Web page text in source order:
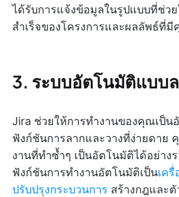
ได้รับการแจ้งข้อมูลในรูปแบบที่ช่ว
สำเร็จของโครงการและผลลัพธ์ที่
3. ระบบอัตโนมัติแบบ
Jira ช่วยให้การทำงานของคุณเป็น
ฟังก์ชันการลากและวางที่ง่ายดาย
งานที่ทำซ้ำๆ เป็นอัตโนมัติได้อย่าง
ฟังก์ชันการทำงานอัตโนมัติเป็นเค
ปรับปรุงกระบวนการ สร้างกฎและ